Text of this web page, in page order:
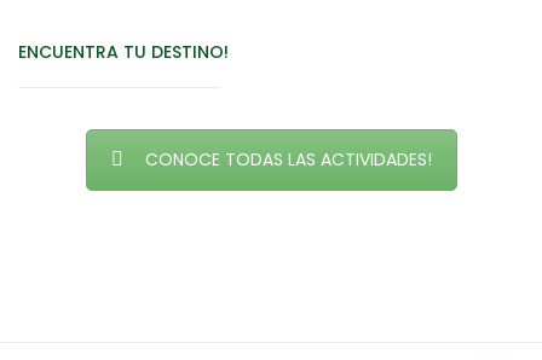
ENCUENTRA TU DESTINO!
CONOCE TODAS LAS ACTIVIDADES!